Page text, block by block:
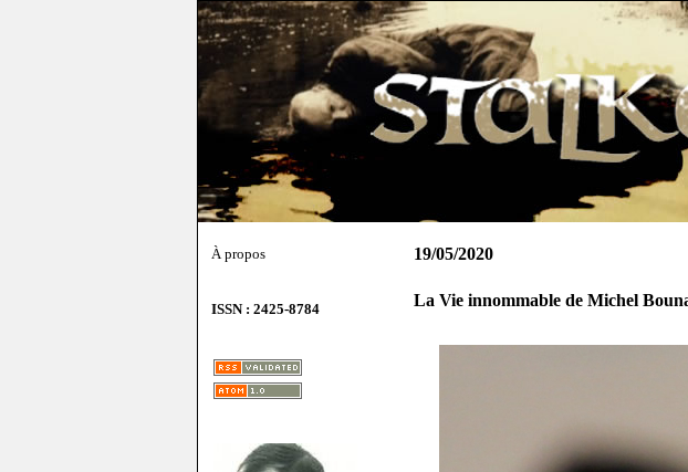
À propos
ISSN : 2425-8784
19/05/2020
La Vie innommable de Michel